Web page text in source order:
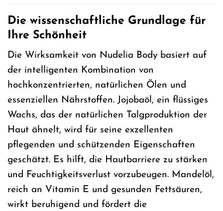
Die wissenschaftliche Grundlage für
Ihre Schönheit
Die Wirksamkeit von Nudelia Body basiert auf
der intelligenten Kombination von
hochkonzentrierten, natürlichen Ölen und
essenziellen Nährstoffen. Jojobaöl, ein flüssiges
Wachs, das der natürlichen Talgproduktion der
Haut ähnelt, wird für seine exzellenten
pflegenden und schützenden Eigenschaften
geschätzt. Es hilft, die Hautbarriere zu stärken
und Feuchtigkeitsverlust vorzubeugen. Mandelöl,
reich an Vitamin E und gesunden Fettsäuren,
wirkt beruhigend und fördert die